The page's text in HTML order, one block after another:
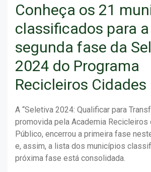
Conheça os 21
classificados para a
segunda fase da
2024 do Programa
Recicleiros Cidades
A “Seletiva 2024: Qualificar para
promovida pela Academia Recicleiros
Público, encerrou a primeira fase
e, assim, a lista dos municípios
próxima fase está consolidada.